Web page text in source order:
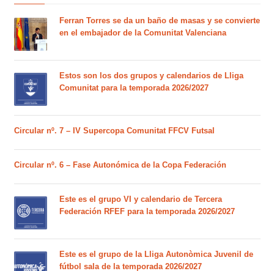
Ferran Torres se da un baño de masas y se convierte
en el embajador de la Comunitat Valenciana
Estos son los dos grupos y calendarios de Lliga
Comunitat para la temporada 2026/2027
Circular nº. 7 – IV Supercopa Comunitat FFCV Futsal
Circular nº. 6 – Fase Autonómica de la Copa Federación
Este es el grupo VI y calendario de Tercera
Federación RFEF para la temporada 2026/2027
Este es el grupo de la Lliga Autonòmica Juvenil de
fútbol sala de la temporada 2026/2027